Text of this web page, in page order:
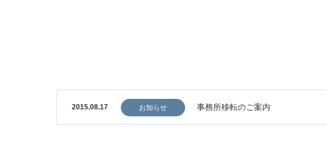
2015.08.17 お知らせ 事務所移転のご案内